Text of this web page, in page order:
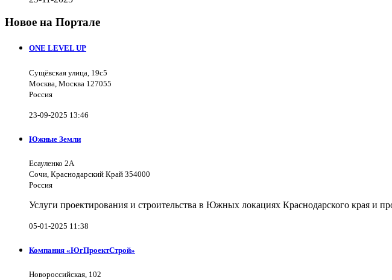
Новое на Портале
ONE LEVEL UP
Сущёвская улица, 19с5
Москва, Москва 127055
Россия
23-09-2025 13:46
Южные Земли
Есауленко 2А
Сочи, Краснодарский Край 354000
Россия
Услуги проектирования и строительства в Южных локациях Краснодарского края и
05-01-2025 11:38
Компания «ЮгПроектСтрой»
Новороссийская, 102